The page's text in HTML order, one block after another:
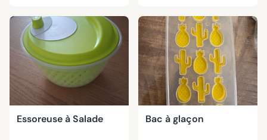
Essoreuse à Salade Bac à glaçon